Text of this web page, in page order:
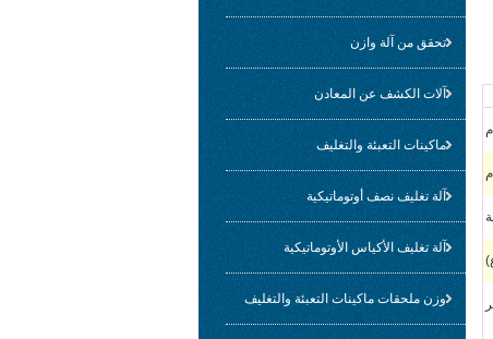
تحقق من آلة وازن
آلات الكشف عن المعادن
ماكينات التعبئة والتغليف
آلة تغليف نصف أوتوماتيكية
آلة تغليف الأكياس الأوتوماتيكية
وزن ملحقات ماكينات التعبئة والتغليف